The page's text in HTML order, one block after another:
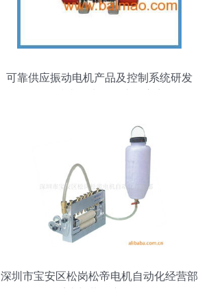
可靠供应振动电机产品及控制系统研发
深圳市宝安区松岗松帝电机自动化经营部